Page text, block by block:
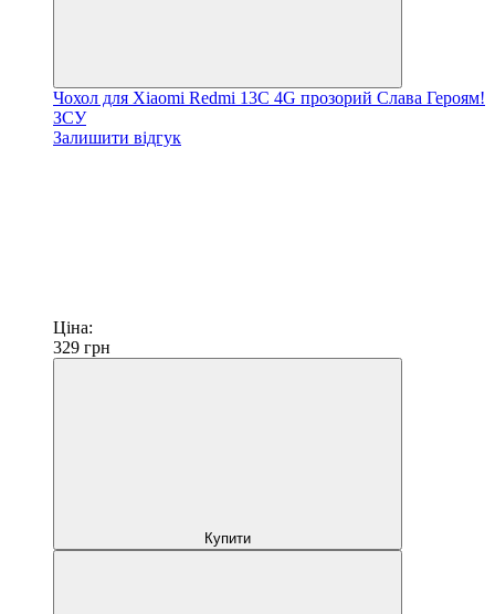
Чохол для Xiaomi Redmi 13C 4G прозорий Слава Героям!
ЗСУ
Залишити відгук
Ціна:
329 грн
Купити